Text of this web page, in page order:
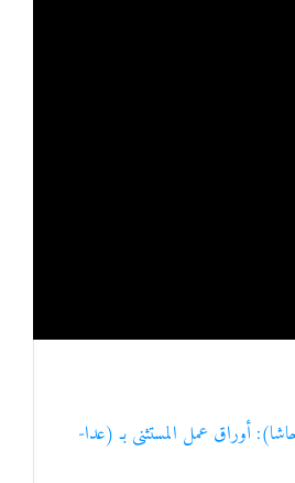
أوراق عمل المستثنى بـ (عدا-